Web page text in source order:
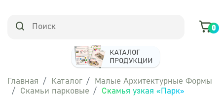
0
Главная Каталог
Малые Архитектурные Формы
Скамьи парковые
Скамья узкая «Парк»